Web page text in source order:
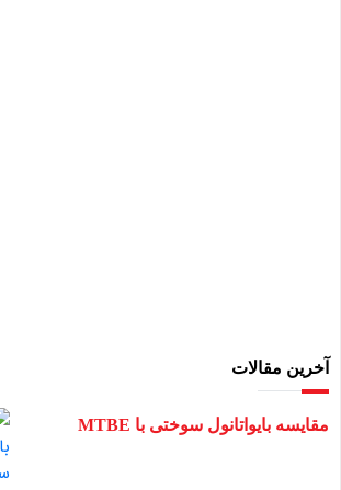
آخرین مقالات
مقایسه بایواتانول سوختی با MTBE